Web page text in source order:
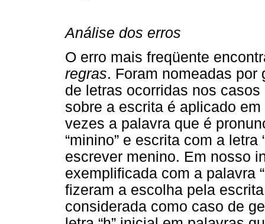
Análise dos erros
O erro mais freqüente
regras. Foram nomeadas por
de letras ocorridas nos
sobre a escrita é aplicado
vezes a palavra que é
“minino” e escrita com a
escrever menino. Em nosso
exemplificada com a palavra
fizeram a escolha pela
considerada como caso de